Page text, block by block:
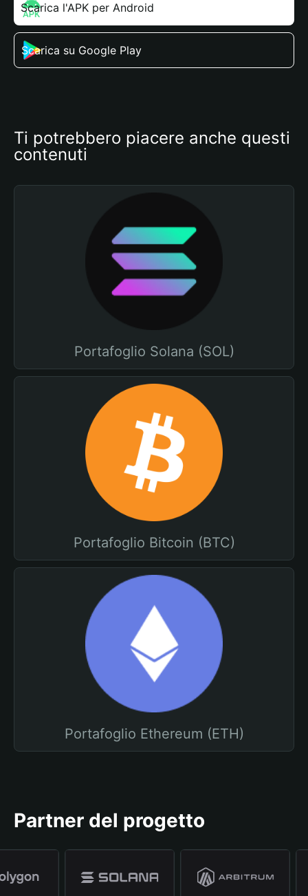
Scarica l'APK per Android
Scarica su Google Play
Ti potrebbero piacere anche questi
contenuti
Portafoglio Solana (SOL)
Portafoglio Bitcoin (BTC)
Portafoglio Ethereum (ETH)
Partner del progetto